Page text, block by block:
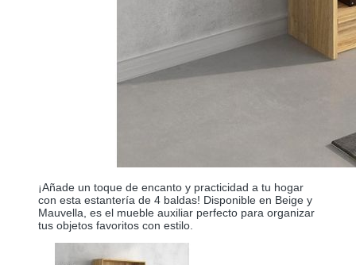
¡Añade un toque de encanto y practicidad a tu hogar
con esta estantería de 4 baldas! Disponible en Beige y
Mauvella, es el mueble auxiliar perfecto para organizar
tus objetos favoritos con estilo.